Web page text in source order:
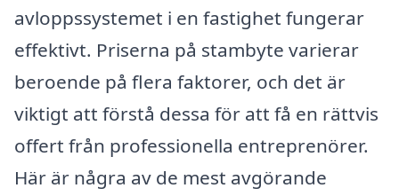
avloppssystemet i en fastighet fungerar
effektivt. Priserna på stambyte varierar
beroende på flera faktorer, och det är
viktigt att förstå dessa för att få en rättvis
offert från professionella entreprenörer.
Här är några av de mest avgörande